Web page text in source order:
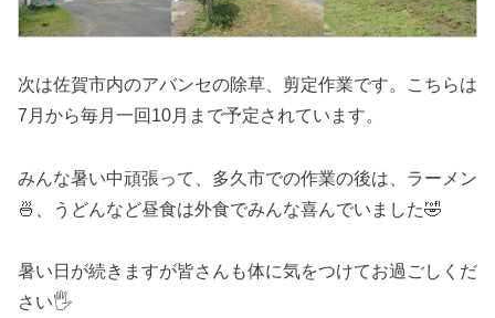
次は佐賀市内のアバンセの除草、剪定作業です。こちらは
7月から毎月一回10月まで予定されています。
みんな暑い中頑張って、多久市での作業の後は、ラーメン
🍜、うどんなど昼食は外食でみんな喜んでいました🤣
暑い日が続きますが皆さんも体に気をつけてお過ごしくだ
さい🖐